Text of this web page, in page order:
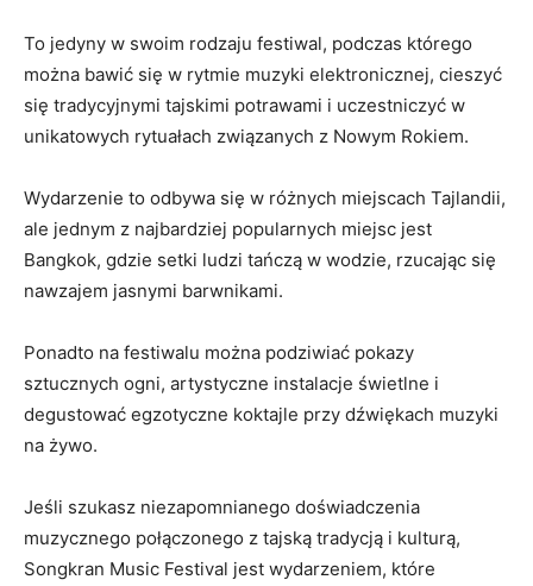
To jedyny w swoim rodzaju festiwal, podczas którego
można bawić się w rytmie muzyki elektronicznej, ⁤cieszyć
się tradycyjnymi tajskimi potrawami i uczestniczyć w
unikatowych rytuałach związanych z Nowym Rokiem.
Wydarzenie to odbywa się w⁢ różnych miejscach Tajlandii,
ale jednym z najbardziej popularnych miejsc jest⁣
Bangkok, gdzie setki ludzi tańczą w wodzie, rzucając się
nawzajem jasnymi barwnikami.
Ponadto na festiwalu można podziwiać pokazy
sztucznych ogni, artystyczne ‌instalacje świetlne i
degustować egzotyczne koktajle przy dźwiękach muzyki
na żywo.
Jeśli szukasz niezapomnianego doświadczenia
muzycznego połączonego z ​tajską tradycją i⁤ kulturą,
Songkran Music Festival jest wydarzeniem, które